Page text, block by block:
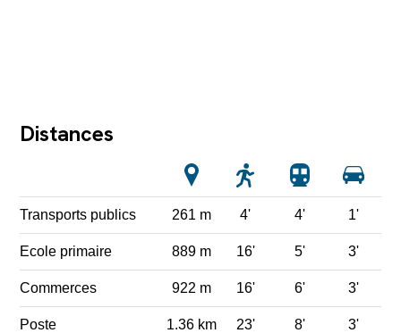
Distances
Transports publics 261 m 4' 4' 1'
Ecole primaire 889 m 16' 5' 3'
Commerces 922 m 16' 6' 3'
Poste 1.36 km 23' 8' 3'